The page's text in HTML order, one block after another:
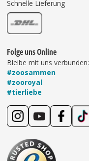
Schnelle Lieferung
Folge uns Online
Bleibe mit uns verbunden:
#zoosammen
#zooroyal
#tierliebe